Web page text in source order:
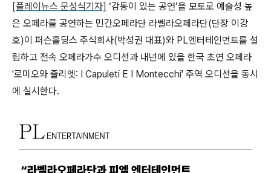
[플레이뉴스 문성식기자] ‘감동이 있는 공연’을 모토로 예술성 높
은 오페라를 공연하는 민간오페라단 라벨라오페라단(단장 이강
호)이 퍼슨홀딩스 주식회사(박성권 대표)와 PL엔터테인먼트를 설
립하고 전속 오페라가수 오디션과 내년에 있을 한국 초연 오페라
'로미오와 줄리엣: I Capuleti E I Montecchi' 주역 오디션을 동시
에 실시한다.